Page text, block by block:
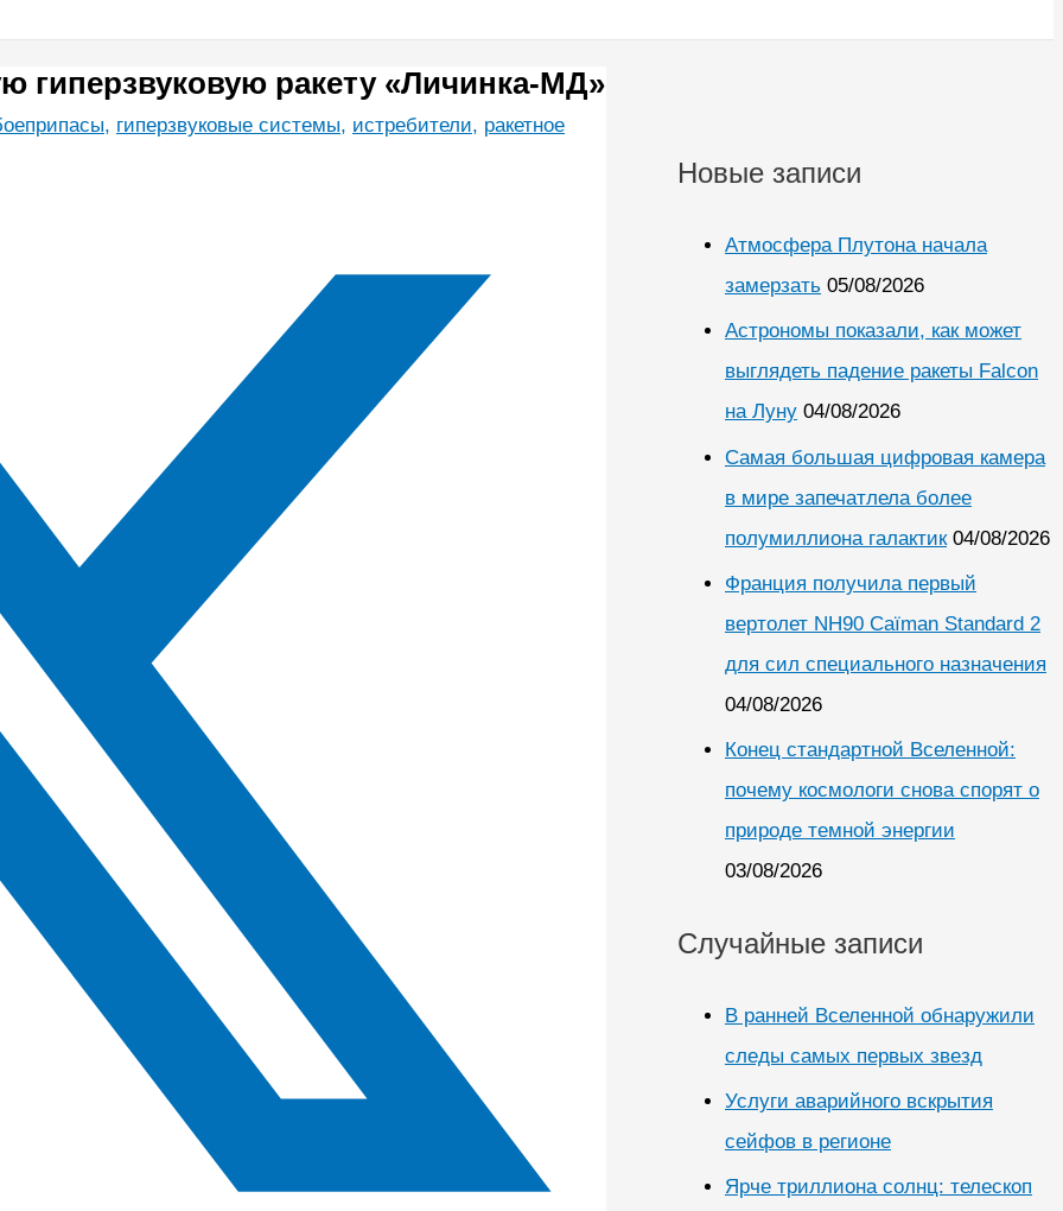
гиперзвуковую ракету «Личинка-МД»
, гиперзвуковые системы, истребители, ракетное
Новые записи
Атмосфера Плутона начала
замерзать 05/08/2026
Астрономы показали, как может
выглядеть падение ракеты Falcon
на Луну 04/08/2026
Самая большая цифровая камера
в мире запечатлела более
полумиллиона галактик 04/08/2026
Франция получила первый
вертолет NH90 Caïman Standard 2
для сил специального назначения
04/08/2026
Конец стандартной Вселенной:
почему космологи снова спорят о
природе темной энергии
03/08/2026
Случайные записи
В ранней Вселенной обнаружили
следы самых первых звезд
Услуги аварийного вскрытия
сейфов в регионе
Ярче триллиона солнц: телескоп